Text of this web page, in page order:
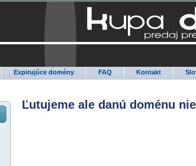
Expirujúce domény FAQ Kontakt
Ľutujeme ale danú doménu